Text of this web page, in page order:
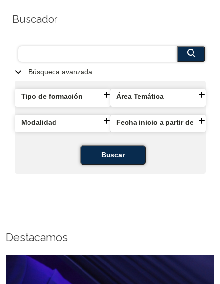
Buscador
Búsqueda avanzada
Tipo de formación Área Temática
Modalidad Fecha inicio a partir de
Buscar
Destacamos